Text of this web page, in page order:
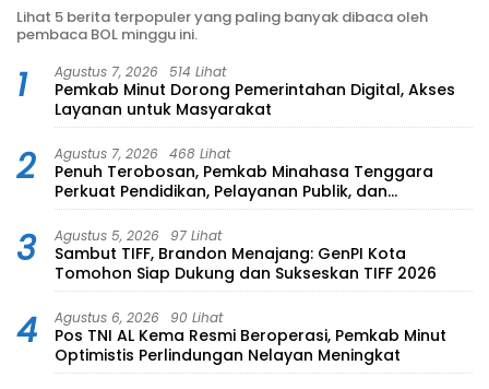
Lihat 5 berita terpopuler yang paling banyak dibaca oleh
pembaca BOL minggu ini.
1 Agustus 7, 2026 514 Lihat
Pemkab Minut Dorong Pemerintahan Digital, Akses
Layanan untuk Masyarakat
2 Agustus 7, 2026 468 Lihat
Penuh Terobosan, Pemkab Minahasa Tenggara
Perkuat Pendidikan, Pelayanan Publik, dan
Kesehatan
3 Agustus 5, 2026 97 Lihat
Sambut TIFF, Brandon Menajang: ​GenPI Kota
Tomohon Siap Dukung dan Sukseskan TIFF 2026
4 Agustus 6, 2026 90 Lihat
Pos TNI AL Kema Resmi Beroperasi, Pemkab Minut
Optimistis Perlindungan Nelayan Meningkat